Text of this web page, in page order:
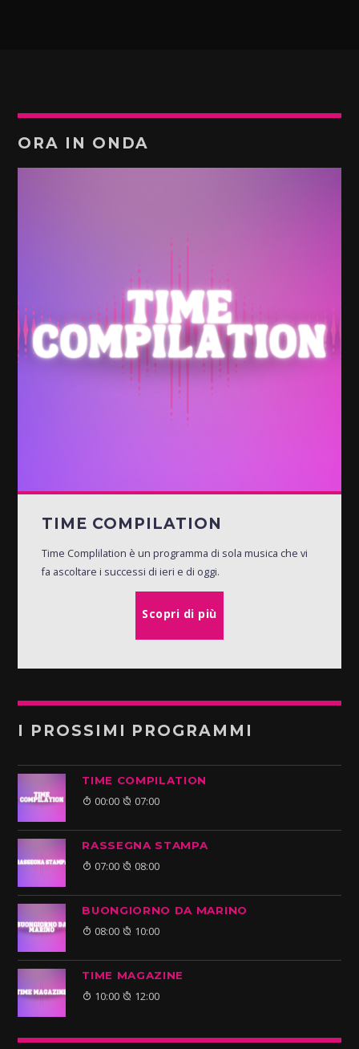
ORA IN ONDA
TIME COMPILATION
Time Complilation è un programma di sola musica che vi
fa ascoltare i successi di ieri e di oggi.
Scopri di più
I PROSSIMI PROGRAMMI
TIME COMPILATION
00:00 07:00
RASSEGNA STAMPA
07:00 08:00
BUONGIORNO DA MARINO
08:00 10:00
TIME MAGAZINE
10:00 12:00